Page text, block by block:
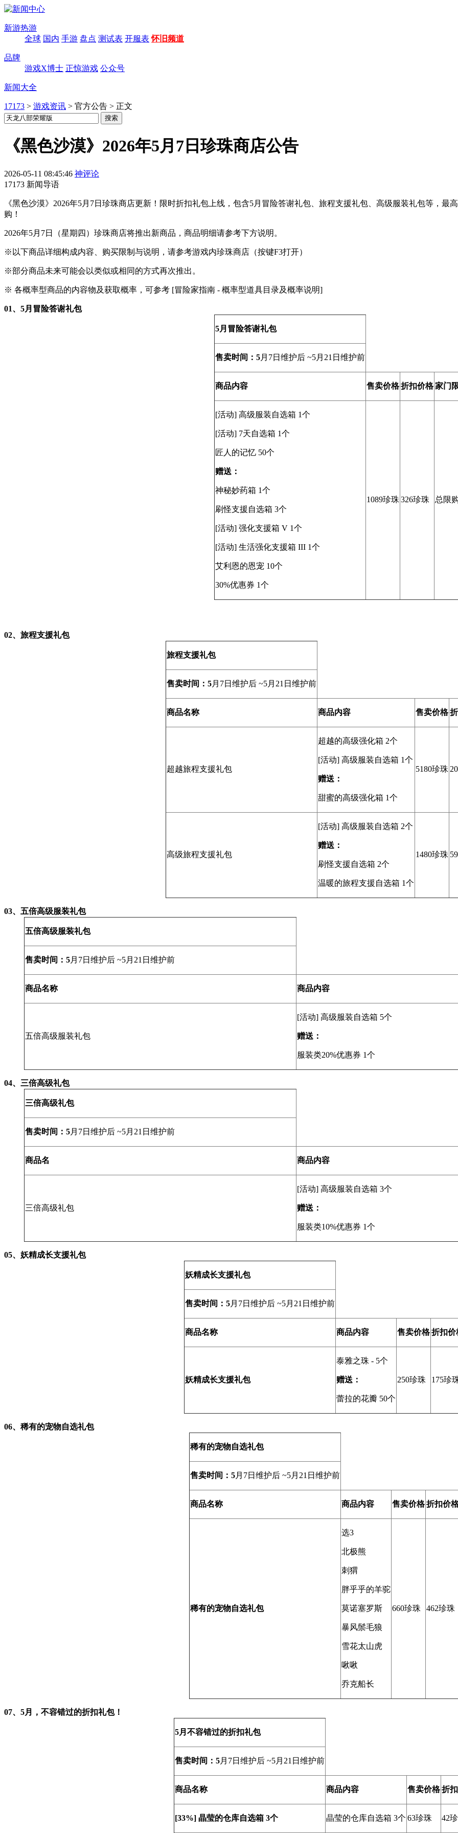
新游热游
全球 国内 手游 盘点 测试表 开服表 怀旧频道
品牌
游戏X博士 正惊游戏 公众号
新闻大全
17173 > 游戏资讯 > 官方公告 > 正文
《黑色沙漠》2026年5月7日珍珠商店公告
2026-05-11 08:45:46 神评论
17173 新闻导语
《黑色沙漠》2026年5月7日珍珠商店更新！限时折扣礼包上线，包含5月冒险答谢礼包、旅程支援礼包、高级服装礼包等，最
购！
2026年5月7日（星期四）珍珠商店将推出新商品，商品明细请参考下方说明。
※以下商品详细构成内容、购买限制与说明，请参考游戏内珍珠商店（按键F3打开）
※部分商品未来可能会以类似或相同的方式再次推出。
※ 各概率型商品的内容物及获取概率，可参考 [冒险家指南 - 概率型道具目录及概率说明]
01、 5月冒险答谢礼包
5月冒险答谢礼包
售卖时间： 5月7日维护后 ~5月21日维护前
商品内容 售卖价格折扣价格家门
[活动] 高级服装自选箱 1个
[活动] 7天自选箱 1个
匠人的记忆 50个
赠送：
神秘妙药箱 1个
刷怪支援自选箱 3个
[活动] 强化支援箱 V 1个
[活动] 生活强化支援箱 III 1个
艾利恩的恩宠 10个
30%优惠券 1个
1089珍珠 326珍珠 总限
02、 旅程支援礼包
旅程支援礼包
售卖时间：5月7日维护后 ~5月21日维护前
商品名称 商品内容 售卖价格
超越旅程支援礼包
超越的高级强化箱 2个
[活动] 高级服装自选箱 1个
赠送：
甜蜜的高级强化箱 1个
5180珍珠
高级旅程支援礼包
[活动] 高级服装自选箱 2个
赠送：
刷怪支援自选箱 2个
温暖的旅程支援自选箱 1个
1480珍珠
03、 五倍高级服装礼包
五倍高级服装礼包
售卖时间： 5月7日维护后 ~5月21日维护前
商品名称 商品内容
五倍高级服装礼包
[活动] 高级服装自选箱 5个
赠送：
服装类20%优惠券 1个
04、 三倍高级礼包
三倍高级礼包
售卖时间：5月7日维护后 ~5月21日维护前
商品名 商品内容
三倍高级礼包
[活动] 高级服装自选箱 3个
赠送：
服装类10%优惠券 1个
05、 妖精成长支援礼包
妖精成长支援礼包
售卖时间：5月7日维护后 ~5月21日维护前
商品名称 商品内容 售卖价格 折扣价
妖精成长支援礼包
泰雅之珠 - 5个
赠送：
蕾拉的花瓣 50个
250珍珠 175珍
06、 稀有的宠物自选礼包
稀有的宠物自选礼包
售卖时间：5月7日维护后 ~5月21日维护前
商品名称 商品内容 售卖价格 折扣价
稀有的宠物自选礼包
选3
北极熊
刺猬
胖乎乎的羊驼
莫诺塞罗斯
暴风鬃毛狼
雪花太山虎
啾啾
乔克船长
660珍珠 462珍珠
07、 5月，不容错过的折扣礼包！
5月不容错过的折扣礼包
售卖时间：5月7日维护后 ~5月21日维护前
商品名称 商品内容 售卖价格 折
[33%] 晶莹的仓库自选箱 3个 晶莹的仓库自选箱 3个 63珍珠 42